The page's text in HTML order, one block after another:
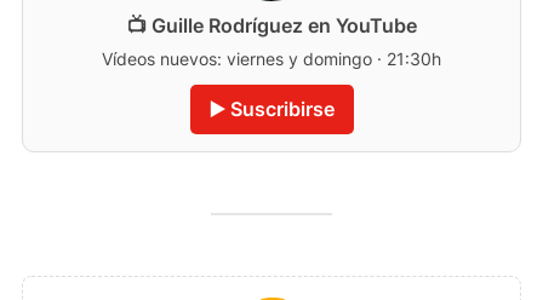
📺 Guille Rodríguez en YouTube
Vídeos nuevos: viernes y domingo · 21:30h
▶️ Suscribirse